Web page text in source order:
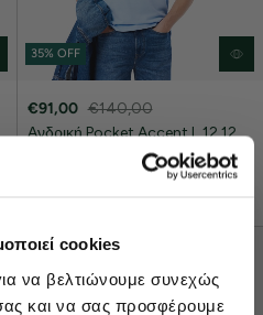
cookies
να βελτιώνουμε συνεχώς
και να σας προσφέρουμε
35% OFF
€91,00 €140,00
Ανδρική Pocket Accent L.12.12
Polo Μπλούζα Classic Fit